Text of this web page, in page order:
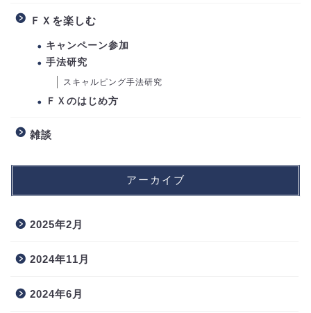
ＦＸを楽しむ
キャンペーン参加
手法研究
スキャルピング手法研究
ＦＸのはじめ方
雑談
アーカイブ
2025年2月
2024年11月
2024年6月